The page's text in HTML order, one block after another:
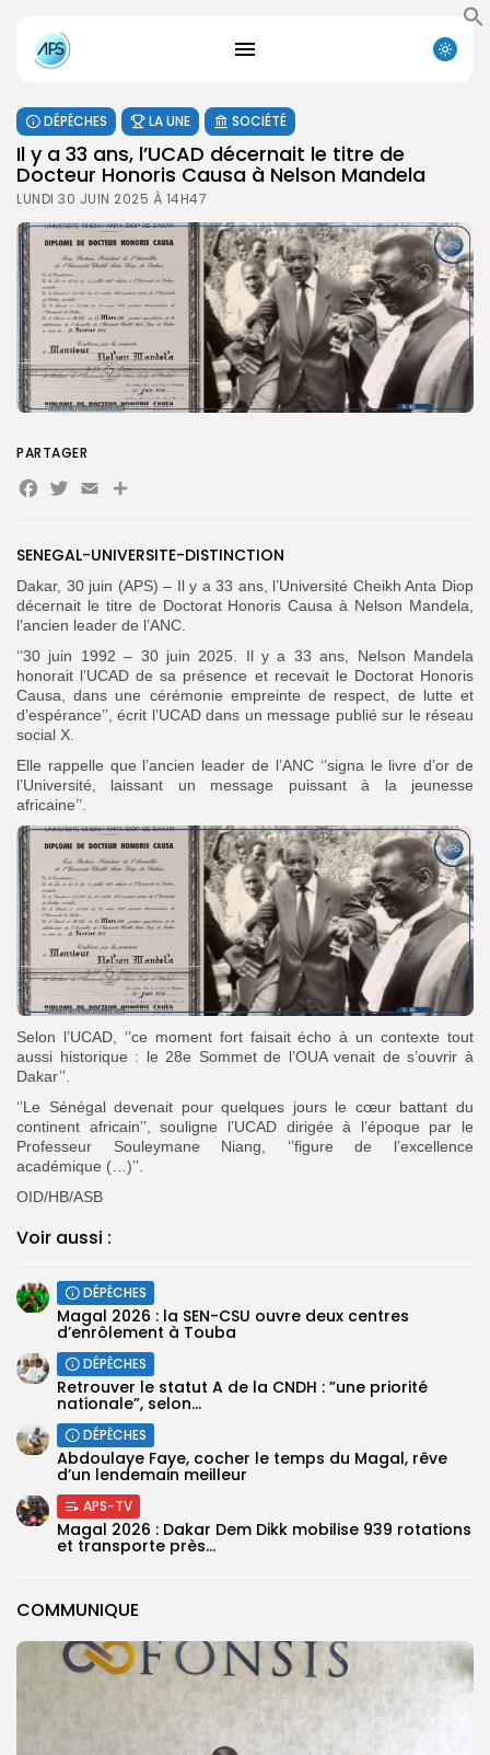
for:
FR
DÉPÊCHES LA UNE SOCIÉTÉ
Il y a 33 ans, l’UCAD décernait le titre de
Docteur Honoris Causa à Nelson Mandela
LUNDI 30 JUIN 2025 À 14H47
COMMUNIQUE
SENEGAL-UNIVERSITE-DISTINCTION
Dakar, 30 juin (APS) – Il y a 33 ans, l’Université Cheikh Anta Diop
décernait le titre de Doctorat Honoris Causa à Nelson Mandela,
l’ancien leader de l’ANC.
‘’30 juin 1992 – 30 juin 2025. Il y a 33 ans, Nelson Mandela
honorait l’UCAD de sa présence et recevait le Doctorat Honoris
Causa, dans une cérémonie empreinte de respect, de lutte et
d’espérance’’, écrit l’UCAD dans un message publié sur le réseau
social X.
Elle rappelle que l’ancien leader de l’ANC ‘’signa le livre d’or de
l’Université, laissant un message puissant à la jeunesse
africaine’’.
Selon l’UCAD, ‘’ce moment fort faisait écho à un contexte tout
aussi historique : le 28e Sommet de l’OUA venait de s’ouvrir à
Dakar’’.
‘’Le Sénégal devenait pour quelques jours le cœur battant du
continent africain’’, souligne l’UCAD dirigée à l’époque par le
Professeur Souleymane Niang, ‘’figure de l’excellence
académique (…)’’.
OID/HB/ASB
Voir aussi :
DÉPÊCHES
Magal 2026 : la SEN-CSU ouvre deux centres
d’enrôlement à Touba
DÉPÊCHES
Retrouver le statut A de la CNDH : ”une priorité
nationale”, selon...
DÉPÊCHES
Abdoulaye Faye, cocher le temps du Magal, rêve
d’un lendemain meilleur
APS-TV
Magal 2026 : Dakar Dem Dikk mobilise 939 rotations
et transporte près...
PARTAGER
Facebook
Twitter
EmailPartager